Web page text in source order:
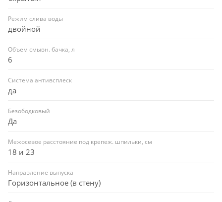
Режим слива воды
двойной
Объем смывн. бачка, л
6
Система антивсплеск
да
Безободковый
Да
Межосевое расстояние под крепеж. шпильки, см
18 и 23
Направление выпуска
Горизонтальное (в стену)